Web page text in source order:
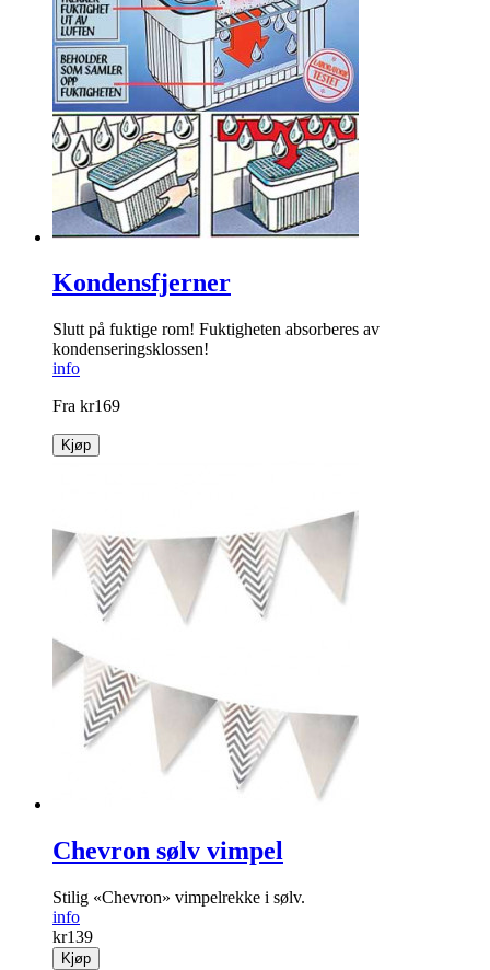
Kondensfjerner
Slutt på fuktige rom! Fuktigheten absorberes av
kondenseringsklossen!
info
Fra kr169
Kjøp
Chevron sølv vimpel
Stilig «Chevron» vimpelrekke i sølv.
info
kr139
Kjøp